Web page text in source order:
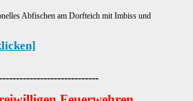
Abfischen am Dorfteich mit Imbiss und